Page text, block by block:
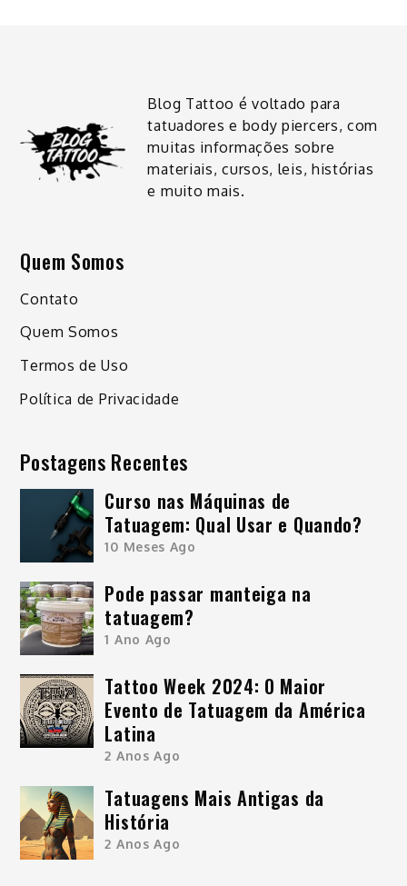
Blog Tattoo é voltado para
tatuadores e body piercers, com
muitas informações sobre
materiais, cursos, leis, histórias
e muito mais.
Quem Somos
Contato
Quem Somos
Termos de Uso
Política de Privacidade
Postagens Recentes
Curso nas Máquinas de
Tatuagem: Qual Usar e Quando?
10 Meses Ago
Pode passar manteiga na
tatuagem?
1 Ano Ago
Tattoo Week 2024: O Maior
Evento de Tatuagem da América
Latina
2 Anos Ago
Tatuagens Mais Antigas da
História
2 Anos Ago